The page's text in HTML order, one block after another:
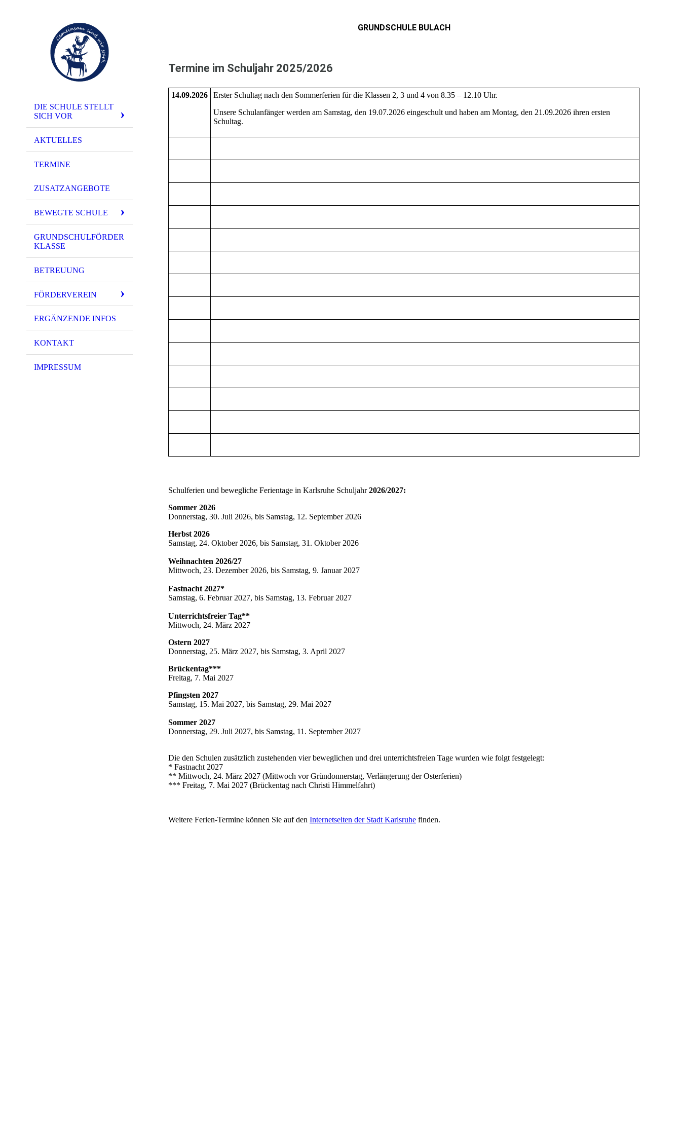
DIE SCHULE STELLT
SICH VOR
AKTUELLES
TERMINE
ZUSATZANGEBOTE
BEWEGTE SCHULE
GRUNDSCHULFÖRDER
KLASSE
BETREUUNG
FÖRDERVEREIN
ERGÄNZENDE INFOS
KONTAKT
IMPRESSUM
GRUNDSCHULE BULACH
Termine im Schuljahr 2025/2026
14.09.2026
Erster Schultag nach den Sommerferien für die Klassen 2, 3 und 4 von 8.35 – 12.10 Uhr.
Unsere Schulanfänger werden am Samstag, den 19.07.2026 eingeschult und haben am Montag, den 21.09.2026 ihren ersten
Schultag.
Schulferien und bewegliche Ferientage in Karlsruhe Schuljahr2026/2027:
Sommer 2026
Donnerstag, 30. Juli 2026, bis Samstag, 12. September 2026
Herbst 2026
Samstag, 24. Oktober 2026, bis Samstag, 31. Oktober 2026
Weihnachten 2026/27
Mittwoch, 23. Dezember 2026, bis Samstag, 9. Januar 2027
Fastnacht 2027*
Samstag, 6. Februar 2027, bis Samstag, 13. Februar 2027
Unterrichtsfreier Tag**
Mittwoch, 24. März 2027
Ostern 2027
Donnerstag, 25. März 2027, bis Samstag, 3. April 2027
Brückentag***
Freitag, 7. Mai 2027
Pfingsten 2027
Samstag, 15. Mai 2027, bis Samstag, 29. Mai 2027
Sommer 2027
Donnerstag, 29. Juli 2027, bis Samstag, 11. September 2027
Die den Schulen zusätzlich zustehenden vier beweglichen und drei unterrichtsfreien Tage wurden wie folgt festgelegt:
* Fastnacht 2027
** Mittwoch, 24. März 2027 (Mittwoch vor Gründonnerstag, Verlängerung der Osterferien)
*** Freitag, 7. Mai 2027 (Brückentag nach Christi Himmelfahrt)
Weitere Ferien-Termine können Sie auf den Internetseiten der Stadt Karlsruhe finden.